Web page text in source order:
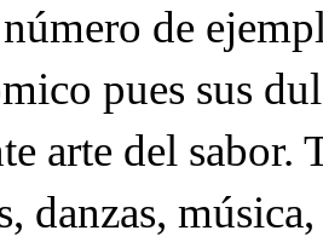
de
pues sus
arte del sabor.
danzas,